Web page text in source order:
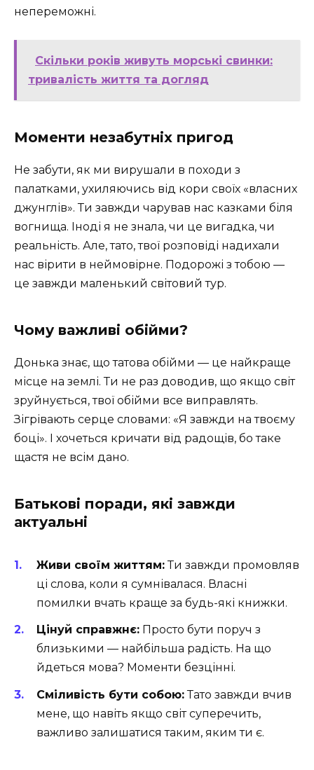
непереможні.
Скільки років живуть морські свинки:
тривалість життя та догляд
Моменти незабутніх пригод
Не забути, як ми вирушали в походи з
палатками, ухиляючись від кори своїх «власних
джунглів». Ти завжди чарував нас казками біля
вогнища. Іноді я не знала, чи це вигадка, чи
реальність. Але, тато, твої розповіді надихали
нас вірити в неймовірне. Подорожі з тобою —
це завжди маленький світовий тур.
Чому важливі обійми?
Донька знає, що татова обійми — це найкраще
місце на землі. Ти не раз доводив, що якщо світ
зруйнується, твої обійми все виправлять.
Зігрівають серце словами: «Я завжди на твоєму
боці». І хочеться кричати від радощів, бо таке
щастя не всім дано.
Батькові поради, які завжди
актуальні
Живи своїм життям:Ти завжди промовляв
ці слова, коли я сумнівалася. Власні
помилки вчать краще за будь-які книжки.
Цінуй справжнє: Просто бути поруч з
близькими — найбільша радість. На що
йдеться мова? Моменти безцінні.
Сміливість бути собою:Тато завжди вчив
мене, що навіть якщо світ суперечить,
важливо залишатися таким, яким ти є.